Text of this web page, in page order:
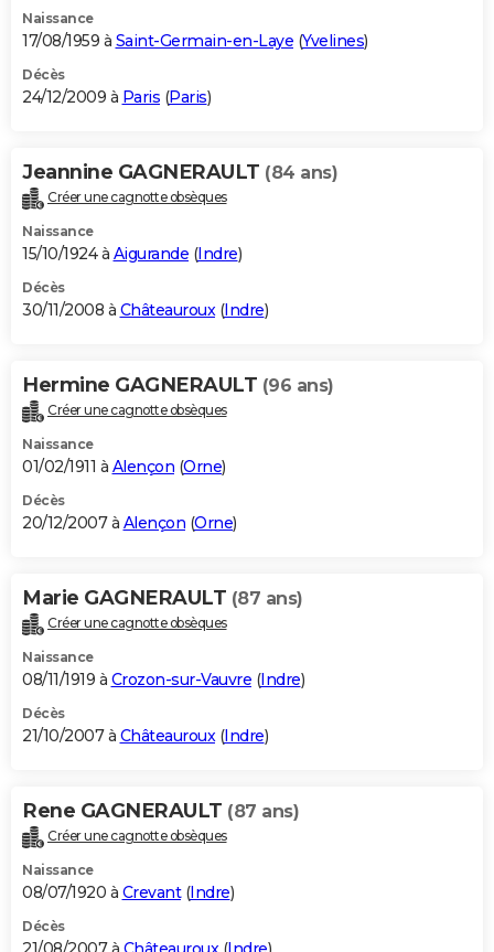
Naissance
17/08/1959 à Saint-Germain-en-Laye (Yvelines)
Décès
24/12/2009 à Paris (Paris)
Jeannine GAGNERAULT (84 ans)
Créer une cagnotte obsèques
Naissance
15/10/1924 à Aigurande (Indre)
Décès
30/11/2008 à Châteauroux(Indre)
Hermine GAGNERAULT (96 ans)
Créer une cagnotte obsèques
Naissance
01/02/1911 à Alençon (Orne)
Décès
20/12/2007 à Alençon (Orne)
Marie GAGNERAULT (87 ans)
Créer une cagnotte obsèques
Naissance
08/11/1919 à Crozon-sur-Vauvre (Indre)
Décès
21/10/2007 à Châteauroux(Indre)
Rene GAGNERAULT (87 ans)
Créer une cagnotte obsèques
Naissance
08/07/1920 à Crevant(Indre)
Décès